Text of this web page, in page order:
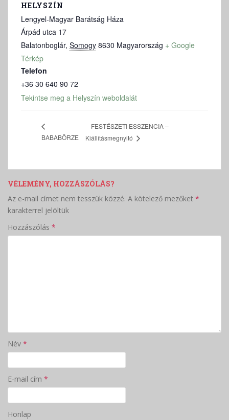
HELYSZÍN
Lengyel-Magyar Barátság Háza
Árpád utca 17
Balatonboglár, Somogy 8630 Magyarország + Google
Térkép
Telefon
+36 30 640 90 72
Tekintse meg a Helyszín weboldalát
BABABÖRZE
FESTÉSZETI ESSZENCIA –
Kiállításmegnyitó
VÉLEMÉNY, HOZZÁSZÓLÁS?
Az e-mail címet nem tesszük közzé. A kötelező mezőket *
karakterrel jelöltük
Hozzászólás *
Név *
E-mail cím *
Honlap